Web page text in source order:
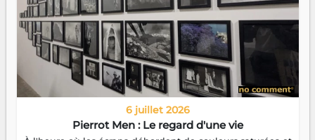
6 juillet 2026
Pierrot Men : Le regard d'une vie